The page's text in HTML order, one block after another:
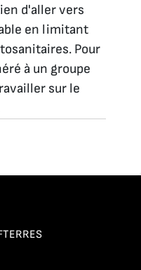
d'aller vers
en limitant
Pour
à un groupe
sur le